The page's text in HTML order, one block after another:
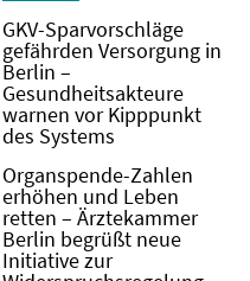
GKV-Sparvorschläge
gefährden Versorgung in
Berlin –
Gesundheitsakteure
warnen vor Kipppunkt
des Systems
Organspende-Zahlen
erhöhen und Leben
retten – Ärztekammer
Berlin begrüßt neue
Initiative zur